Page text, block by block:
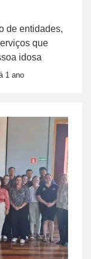
de entidades,
que
idosa
1 ano